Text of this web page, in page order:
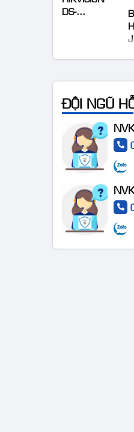
DS-
2CD1027G0-
Camera IP
AcuSense
thân trụ thế
hệ 2 4MP
VT-2CD3BG-
ĐỘI NGŨ